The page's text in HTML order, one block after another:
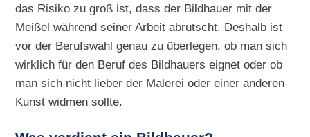
das Risiko zu groß ist, dass der Bildhauer mit der
Meißel während seiner Arbeit abrutscht. Deshalb ist
vor der Berufswahl genau zu überlegen, ob man sich
wirklich für den Beruf des Bildhauers eignet oder ob
man sich nicht lieber der Malerei oder einer anderen
Kunst widmen sollte.